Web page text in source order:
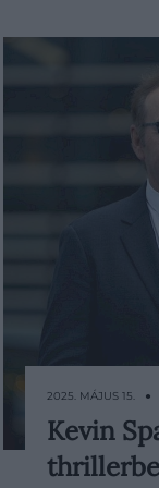
Kevin
színész
2025. MÁJUS 15. ●
Kevin